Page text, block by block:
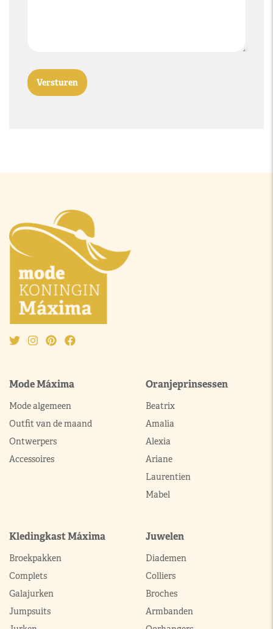
Mode Máxima
Mode algemeen
Outfit van de maand
Ontwerpers
Accessoires
Oranjeprinsessen
Beatrix
Amalia
Alexia
Ariane
Laurentien
Mabel
Kledingkast Máxima
Broekpakken
Complets
Galajurken
Jumpsuits
Juwelen
Diademen
Colliers
Broches
Armbanden